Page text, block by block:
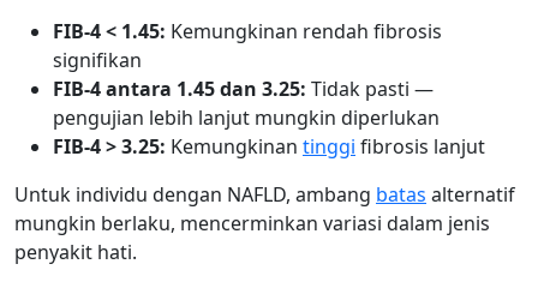
FIB-4 < 1.45: Kemungkinan rendah fibrosis
signifikan
FIB-4 antara 1.45 dan 3.25: Tidak pasti —
pengujian lebih lanjut mungkin diperlukan
FIB-4 > 3.25: Kemungkinan tinggi fibrosis lanjut
Untuk individu dengan NAFLD, ambang batas alternatif
mungkin berlaku, mencerminkan variasi dalam jenis
penyakit hati.